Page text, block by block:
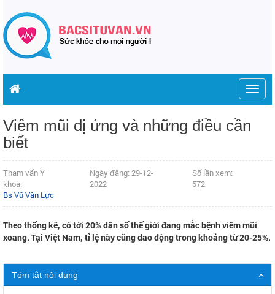
Viêm mũi dị ứng và những điều cần
biết
Tham vấn Y
khoa:
Bs Vũ Văn Lực
Ngày đăng: 29-12-
2022
Số lần xem:
572
Theo thống kê, có tới 20% dân số thế giới đang mắc bệnh viêm mũi
xoang. Tại Việt Nam, tỉ lệ này cũng dao động trong khoảng từ 20-25%.
Tóm tắt nội dung